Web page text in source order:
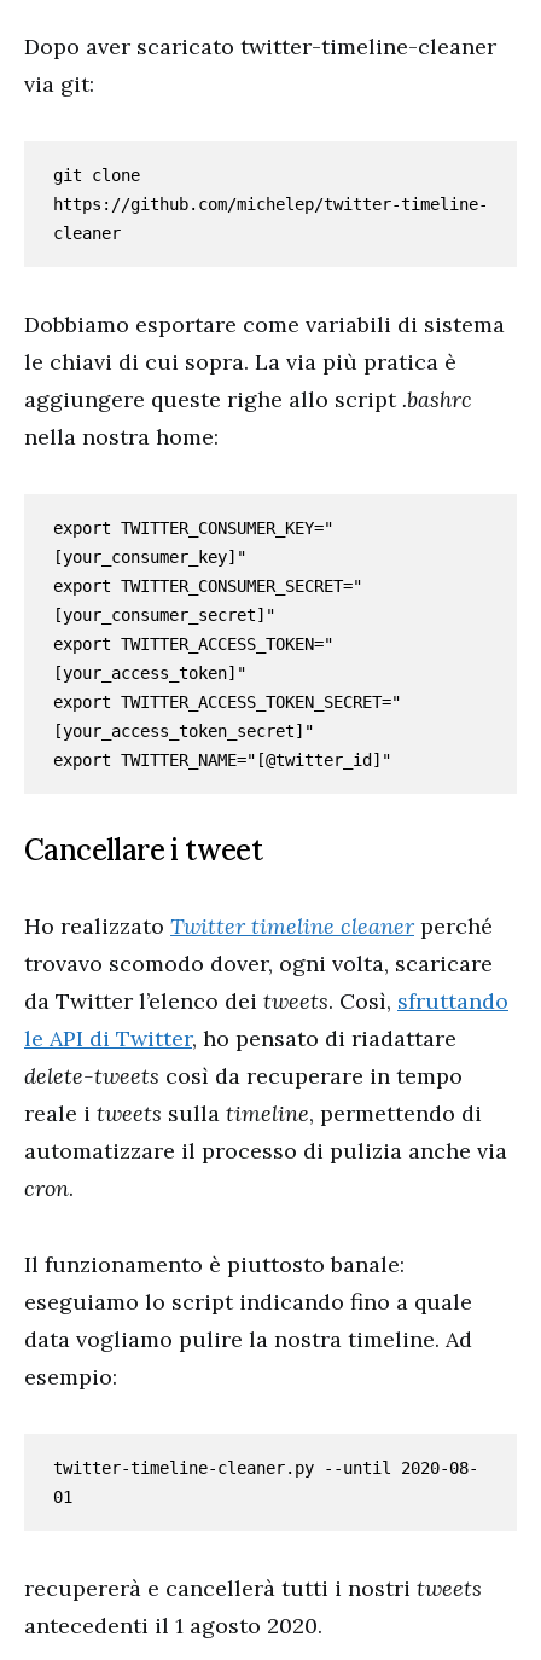
Dopo aver scaricato twitter-timeline-cleaner
via git:
git clone
https://github.com/michelep/twitter-timeline-
cleaner
Dobbiamo esportare come variabili di sistema
le chiavi di cui sopra. La via più pratica è
aggiungere queste righe allo script .bashrc
nella nostra home:
export TWITTER_CONSUMER_KEY="
[your_consumer_key]"
export TWITTER_CONSUMER_SECRET="
[your_consumer_secret]"
export TWITTER_ACCESS_TOKEN="
[your_access_token]"
export TWITTER_ACCESS_TOKEN_SECRET="
[your_access_token_secret]"
export TWITTER_NAME="[@twitter_id]"
Cancellare i tweet
Ho realizzato Twitter timeline cleaner perché
trovavo scomodo dover, ogni volta, scaricare
da Twitter l’elenco dei tweets. Così, sfruttando
le API di Twitter, ho pensato di riadattare
delete-tweets così da recuperare in tempo
reale i tweets sulla timeline, permettendo di
automatizzare il processo di pulizia anche via
cron.
Il funzionamento è piuttosto banale:
eseguiamo lo script indicando fino a quale
data vogliamo pulire la nostra timeline. Ad
esempio:
twitter-timeline-cleaner.py --until 2020-08-
01
recupererà e cancellerà tutti i nostri tweets
antecedenti il 1 agosto 2020.